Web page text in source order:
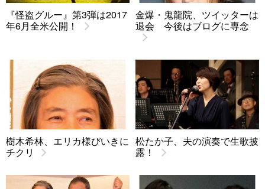
『怪盗グルー』第3弾は2017
年6月全米公開！
金爆・鬼龍院、ツイッターは
退会 今後はブログに専念
樹木希林、エリカ様びいきに
チクリ
松たか子、夫の演奏で生歌披
露！